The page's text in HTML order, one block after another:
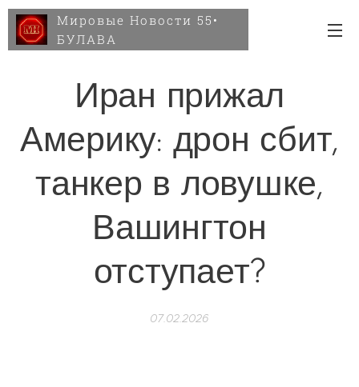
Мировые Новости 55•
БУЛАВА
Иран прижал
Америку: дрон сбит,
танкер в ловушке,
Вашингтон
отступает?
07.02.2026